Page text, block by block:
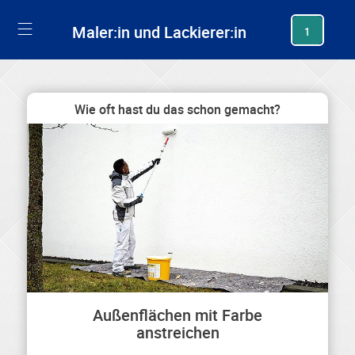
Maler:in und Lackierer:in 1
Wie oft hast du das schon gemacht?
Außenflächen mit Farbe
anstreichen